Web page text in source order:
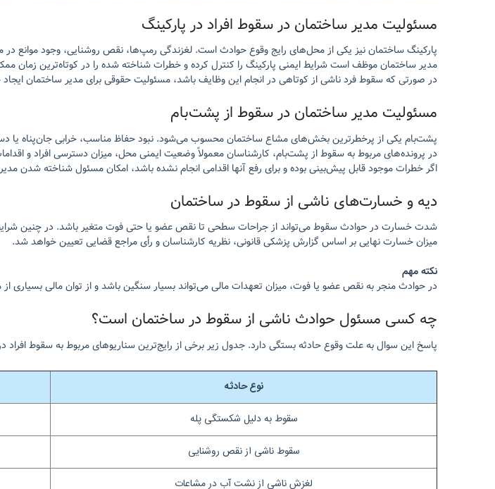
مسئولیت مدیر ساختمان در سقوط افراد در پارکینگ
پارکینگ ساختمان نیز یکی از محل‌های رایج وقوع حوادث است. لغزندگی رمپ‌ها، نقص روشنایی، وجود موانع در
مدیر ساختمان موظف است شرایط ایمنی پارکینگ را کنترل کرده و خطرات شناخته شده را در کوتاه‌ترین زمان
در صورتی که سقوط فرد ناشی از کوتاهی در انجام این وظایف باشد، مسئولیت حقوقی برای مدیر ساختمان
مسئولیت مدیر ساختمان در سقوط از پشت‌بام
پشت‌بام یکی از پرخطرترین بخش‌های مشاع ساختمان محسوب می‌شود. نبود حفاظ مناسب، خرابی جان‌پناه یا
در پرونده‌های مربوط به سقوط از پشت‌بام، کارشناسان معمولاً وضعیت ایمنی محل، میزان دسترسی افراد و
اگر خطرات موجود قابل پیش‌بینی بوده و برای رفع آنها اقدامی انجام نشده باشد، امکان مسئول شناخته شدن
دیه و خسارت‌های ناشی از سقوط در ساختمان
شدت خسارت در حوادث سقوط می‌تواند از جراحات سطحی تا نقص عضو یا حتی فوت متغیر باشد. در چنین
میزان خسارت نهایی بر اساس گزارش پزشکی قانونی، نظریه کارشناسان و رأی مراجع قضایی تعیین خواهد شد.
نکته مهم
در حوادث منجر به نقص عضو یا فوت، میزان تعهدات مالی می‌تواند بسیار سنگین باشد و از توان مالی بسیاری
چه کسی مسئول حوادث ناشی از سقوط در ساختمان است؟
پاسخ این سوال به علت وقوع حادثه بستگی دارد. جدول زیر برخی از رایج‌ترین سناریوهای مربوط به سقوط
نوع حادثه
سقوط به دلیل شکستگی پله
سقوط ناشی از نقص روشنایی
لغزش ناشی از نشت آب در مشاعات